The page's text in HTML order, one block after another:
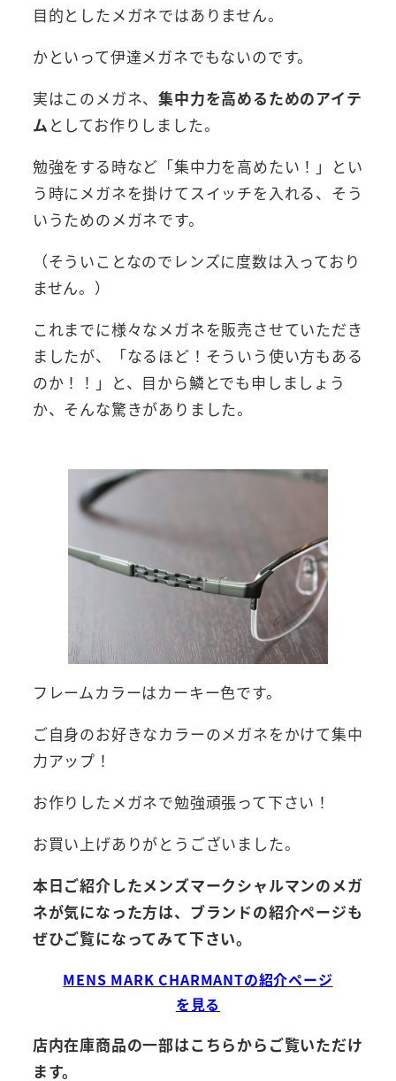
目的としたメガネではありません。
かといって伊達メガネでもないのです。
実はこのメガネ、集中力を高めるためのアイテ
ム としてお作りしました。
勉強をする時など「集中力を高めたい！」とい
う時にメガネを掛けてスイッチを入れる、そう
いうためのメガネです。
（そういことなのでレンズに度数は入っており
ません。）
これまでに様々なメガネを販売させていただき
ましたが、「なるほど！そういう使い方もある
のか！！」と、目から鱗とでも申しましょう
か、そんな驚きがありました。
フレームカラーはカーキー色です。
ご自身のお好きなカラーのメガネをかけて集中
力アップ！
お作りしたメガネで勉強頑張って下さい！
お買い上げありがとうございました。
本日ご紹介したメンズマークシャルマンのメガ
ネが気になった方は、ブランドの紹介ページも
ぜひご覧になってみて下さい。
MENS MARK CHARMANTの紹介ページ
を見る
店内在庫商品の一部はこちらからご覧いただけ
ます。